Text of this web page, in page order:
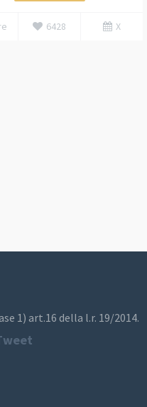
6428 X
1) art.16 della l.r. 19/2014.